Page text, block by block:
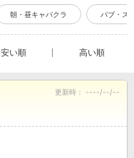
朝・昼キャバクラ パブ・ス
安い順 高い順
更新時： ----/--/--